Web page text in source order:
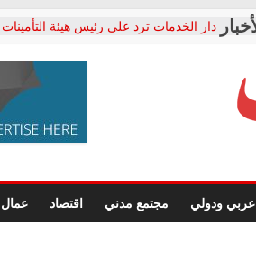
دار الخدمات ترد على رئيس هيئة التأمينات
معاناة أصحاب المعاشات.. ونطالب بكشف
فرحات سليمان يكتب: القطاع الصحي إلى
حزب التحالف الشعبي يطلق لجنة “الحق
صور .. اعتماد الرسومات النهائية للقرار
الوزاري لمدينة الصحفيين.. وانتهاء أعمال
إنشاء المبنى الإداري
عربي ودولي مجتمع مدني اقتصاد عمال